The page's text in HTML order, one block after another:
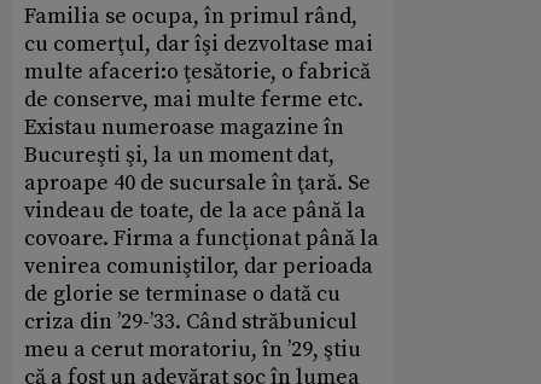
Familia se ocupa, în primul rând,
cu comerţul, dar îşi dezvoltase mai
multe afaceri:o ţesătorie, o fabrică
de conserve, mai multe ferme etc.
Existau numeroase magazine în
Bucureşti şi, la un moment dat,
aproape 40 de sucursale în ţară. Se
vindeau de toate, de la ace până la
covoare. Firma a funcţionat până la
venirea comuniştilor, dar perioada
de glorie se terminase o dată cu
criza din ’29-’33. Când străbunicul
meu a cerut moratoriu, în ’29, ştiu
că a fost un adevărat şoc în lumea